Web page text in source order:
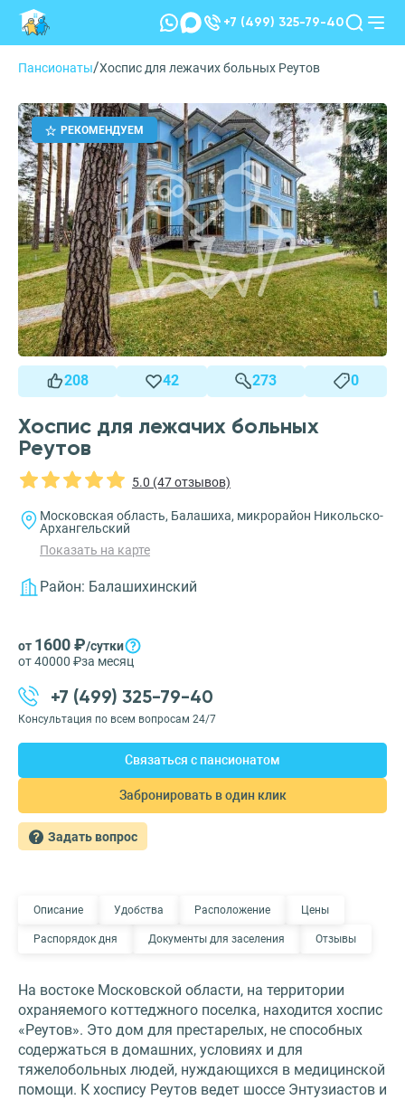
+7 (499) 325-79-40
Пансионаты/Хоспис для лежачих больных Реутов
РЕКОМЕНДУЕМ
208 42 273 0
Хоспис для лежачих больных
Реутов
5.0 (47 отзывов)
Московская область, Балашиха, микрорайон Никольско-
Архангельский
Показать на карте
Район: Балашихинский
от 1600 ₽/сутки
от 40000 ₽за месяц
+7 (499) 325-79-40
Консультация по всем вопросам 24/7
Связаться с пансионатом
Забронировать в один клик
Задать вопрос
Описание Удобства Расположение Цены
Распорядок дня Документы для заселения Отзывы
На востоке Московской области, на территории
охраняемого коттеджного поселка, находится хоспис
«Реутов». Это дом для престарелых, не способных
содержаться в домашних, условиях и для
тяжелобольных людей, нуждающихся в медицинской
помощи. К хоспису Реутов ведет шоссе Энтузиастов и